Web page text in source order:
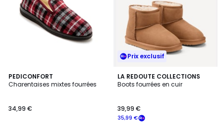
PEDICONFORT
Charentaises mixtes fourrées
34,99 €
4,3
/ 5
3
Couleurs
Prix exclusif
LA REDOUTE COLLECTIONS
Boots fourrées en cuir
35,99 €
39,99 €
1
/